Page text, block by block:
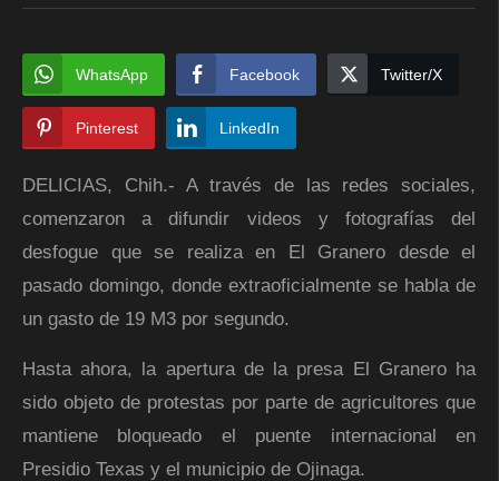
WhatsApp Facebook Twitter/X
Pinterest LinkedIn
DELICIAS, Chih.- A través de las redes sociales,
comenzaron a difundir videos y fotografías del
desfogue que se realiza en El Granero desde el
pasado domingo, donde extraoficialmente se habla de
un gasto de 19 M3 por segundo.
Hasta ahora, la apertura de la presa El Granero ha
sido objeto de protestas por parte de agricultores que
mantiene bloqueado el puente internacional en
Presidio Texas y el municipio de Ojinaga.